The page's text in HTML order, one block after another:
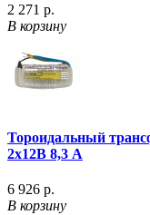
2 271 р.
В корзину
Тороидальный
2х12В 8,3 А
6 926 р.
В корзину